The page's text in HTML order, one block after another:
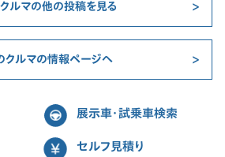
ルマの他の投稿を見る
クルマの情報ページへ
展示車・試乗車検索
セルフ見積り